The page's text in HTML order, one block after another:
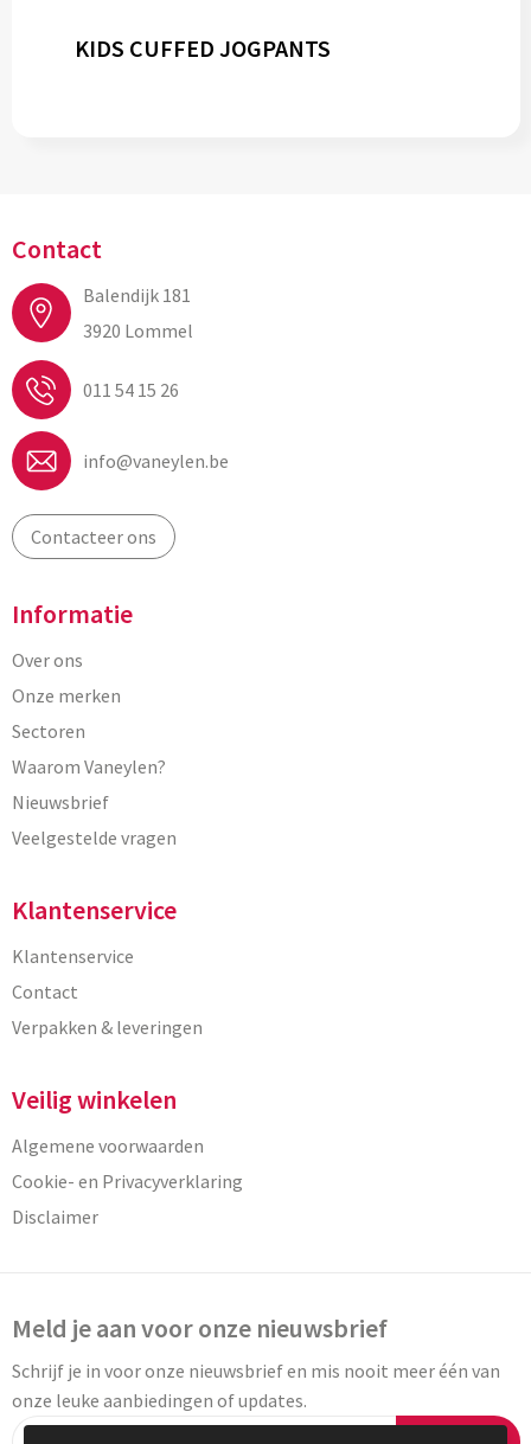
KIDS CUFFED JOGPANTS
Contact
Balendijk 181
3920 Lommel
011 54 15 26
info@vaneylen.be
Contacteer ons
Informatie
Over ons
Onze merken
Sectoren
Waarom Vaneylen?
Nieuwsbrief
Veelgestelde vragen
Klantenservice
Klantenservice
Contact
Verpakken & leveringen
Veilig winkelen
Algemene voorwaarden
Cookie- en Privacyverklaring
Disclaimer
Meld je aan voor onze nieuwsbrief
Schrijf je in voor onze nieuwsbrief en mis nooit meer één van
onze leuke aanbiedingen of updates.